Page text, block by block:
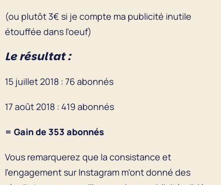
(ou plutôt 3€ si je compte ma publicité inutile
étouffée dans l’oeuf)
Le résultat :
15 juillet 2018 : 76 abonnés
17 août 2018 : 419 abonnés
= Gain de 353 abonnés
Vous remarquerez que la consistance et
l’engagement sur Instagram m’ont donné des